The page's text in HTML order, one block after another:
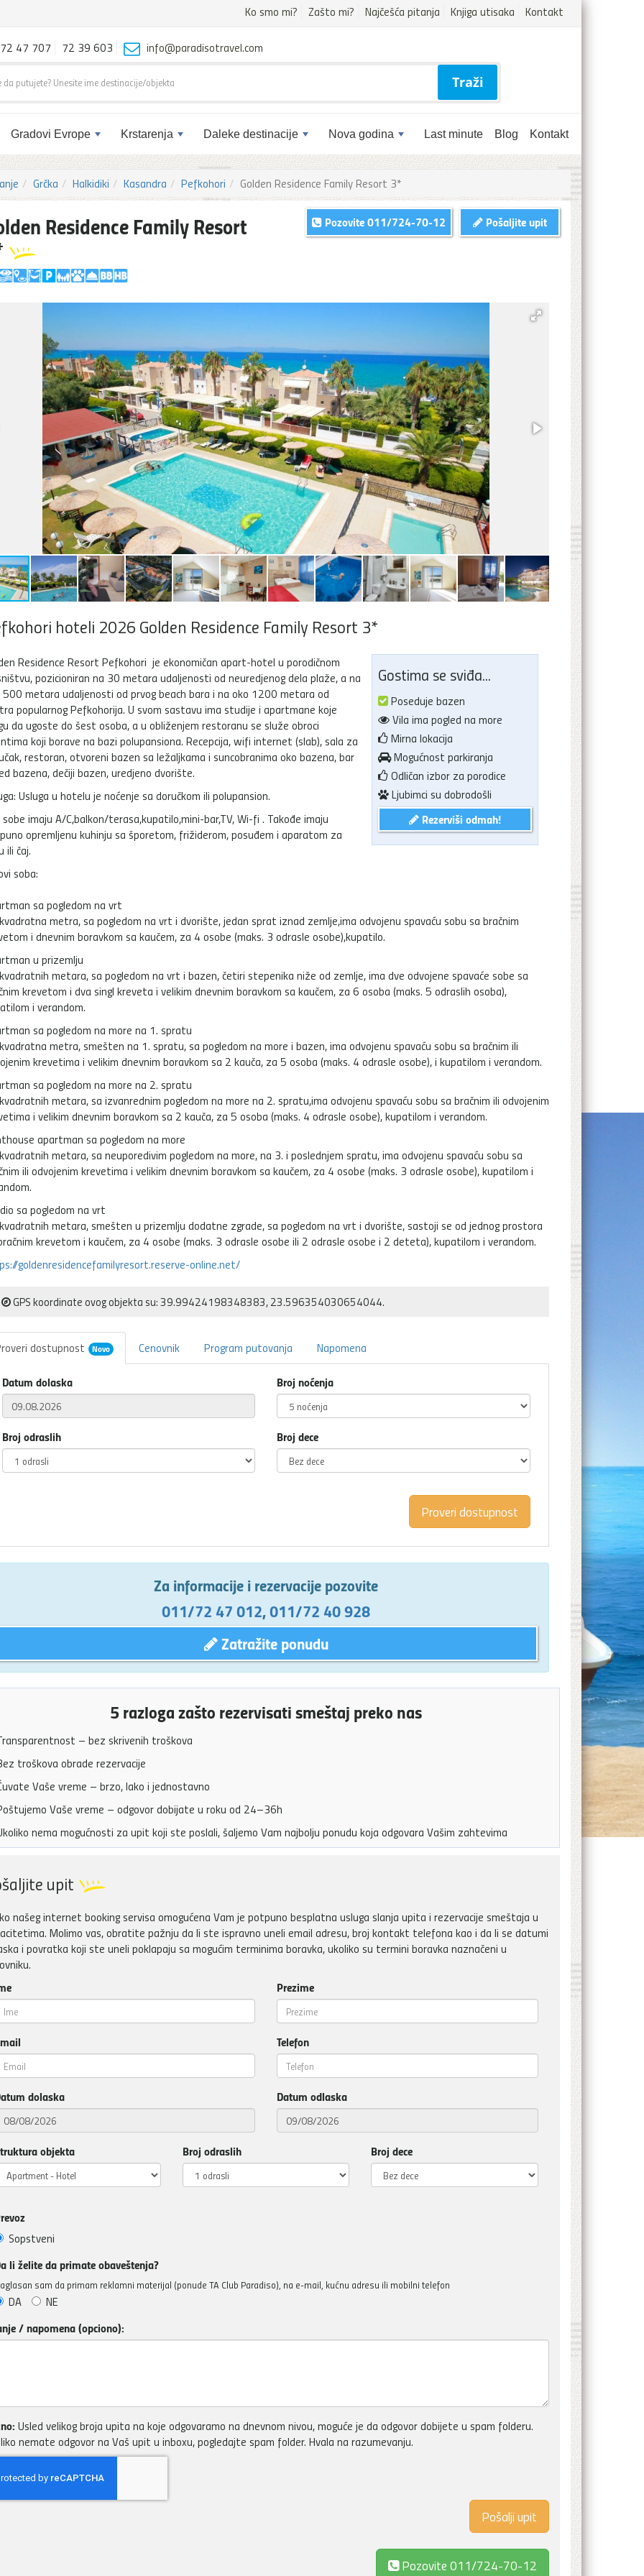
Ko smo mi? Zašto mi? Najčešća pitanja Knjiga utisaka Kontakt
Gradovi Evrope Krstarenja Daleke destinacije Nova godina Last minute Blog Kontakt
72 47 707 72 39 603 info@paradisotravel.com
Traži
Grčka Halkidiki Kasandra Pefkohori Golden Residence Family Resort 3*
Residence Family Resort Pošaljite upit
Pozovite011/724-70-12
hoteli 2026 Golden Residence Family Resort 3*
Gostima se sviđa...
Poseduje bazen
Vila ima pogled na more
Mirna lokacija
Mogućnost parkiranja
Odličan izbor za porodice
Ljubimci su dobrodošli
Rezerviši odmah!
Residence Resort Pefkohori je ekonomičan apart-hotel u porodičnom
pozicioniran na 30 metara udaljenosti od neuredjenog dela plaže, a na
500 metara udaljenosti od prvog beach bara i na oko 1200 metara od
popularnog Pefkohorija. U svom sastavu ima studije i apartmane koje
da ugoste do šest osoba, a u obliženjem restoranu se služe obroci
koji borave na bazi polupansiona. Recepcija, wifi internet (slab), sala za
restoran, otvoreni bazen sa ležaljkama i suncobranima oko bazena, bar
bazena, dečiji bazen, uredjeno dvorište.
Usluga u hotelu je noćenje sa doručkom ili polupansion.
sobe imaju A/C,balkon/terasa,kupatilo,mini-bar,TV, Wi-fi . Takođe imaju
opremljenu kuhinju sa šporetom, frižiderom, posuđem i aparatom za
ili čaj.
soba:
sa pogledom na vrt
metra, sa pogledom na vrt i dvorište, jedan sprat iznad zemlje,ima odvojenu spavaću sobu sa bračnim
i dnevnim boravkom sa kaučem, za 4 osobe (maks. 3 odrasle osobe),kupatilo.
u prizemlju
metara, sa pogledom na vrt i bazen, četiri stepenika niže od zemlje, ima dve odvojene spavaće sobe sa
krevetom i dva singl kreveta i velikim dnevnim boravkom sa kaučem, za 6 osoba (maks. 5 odraslih osoba),
i verandom.
sa pogledom na more na 1. spratu
metra, smešten na 1. spratu, sa pogledom na more i bazen, ima odvojenu spavaću sobu sa bračnim ili
krevetima i velikim dnevnim boravkom sa 2 kauča, za 5 osoba (maks. 4 odrasle osobe), i kupatilom i verandom.
sa pogledom na more na 2. spratu
metara, sa izvanrednim pogledom na more na 2. spratu,ima odvojenu spavaću sobu sa bračnim ili odvojenim
i velikim dnevnim boravkom sa 2 kauča, za 5 osoba (maks. 4 odrasle osobe), kupatilom i verandom.
apartman sa pogledom na more
metara, sa neuporedivim pogledom na more, na 3. i poslednjem spratu, ima odvojenu spavaću sobu sa
ili odvojenim krevetima i velikim dnevnim boravkom sa kaučem, za 4 osobe (maks. 3 odrasle osobe), kupatilom i
sa pogledom na vrt
metara, smešten u prizemlju dodatne zgrade, sa pogledom na vrt i dvorište, sastoji se od jednog prostora
krevetom i kaučem, za 4 osobe (maks. 3 odrasle osobe ili 2 odrasle osobe i 2 deteta), kupatilom i verandom.
goldenresidencefamilyresort.reserve-online.net/
GPS koordinate ovog objekta su: 39.99424198348383, 23.596354030654044.
dostupnost Novo Cenovnik Program putovanja Napomena
Datum dolaska Broj noćenja
Broj odraslih Broj dece
Za informacije i rezervacije pozovite
011/72 47 012,011/72 40 928
Zatražite ponudu
5 razloga zašto rezervisati smeštaj preko nas
– bez skrivenih troškova
troškova obrade rezervacije
Vaše vreme – brzo, lako i jednostavno
Vaše vreme – odgovor dobijate u roku od 24–36h
nema mogućnosti za upit koji ste poslali, šaljemo Vam najbolju ponudu koja odgovara Vašim zahtevima
upit
našeg internet booking servisa omogućena Vam je potpuno besplatna usluga slanja upita i rezervacije smeštaja u
Molimo vas, obratite pažnju da li ste ispravno uneli email adresu, broj kontakt telefona kao i da li se datumi
i povratka koji ste uneli poklapaju sa mogućim terminima boravka, ukoliko su termini boravka naznačeni u
Prezime
Telefon
dolaska Datum odlaska
objekta Broj odraslih Broj dece
Sopstveni
li želite da primate obaveštenja?
sam da primam reklamni materijal (ponude TA Club Paradiso), na e-mail, kućnu adresu ili mobilni telefon
DA NE
/ napomena (opciono):
Usled velikog broja upita na koje odgovaramo na dnevnom nivou, moguće je da odgovor dobijete u spam folderu.
nemate odgovor na Vaš upit u inboxu, pogledajte spam folder. Hvala na razumevanju.
Pozovite 011/724-70-12